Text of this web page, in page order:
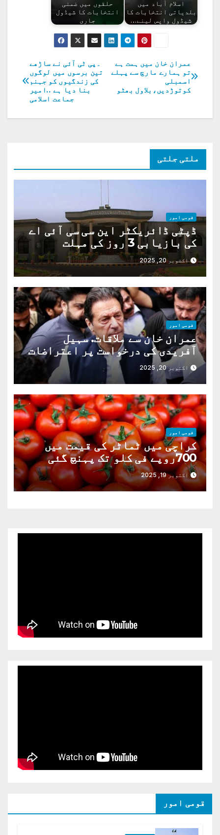
اسلام آباد میں
بلدیاتی انتخابات کا
شیڈول واپس لینے…
حلقوں میں ضمنی
انتخابات کا شیڈول
جاری
پوسٹوں
کی
۔پی ٹی آئی نے ساڑھے
تین برسوں میں لوگوں
کی زندگیوں کو جہنم
بنا دیا ہے ..امیر
جماعت اسلامی
عمران خان میں ہمت ہے
تو ہمارے مارچ سے پہلے
اسمبلی
کوتوڑدیں،بلاول بھٹو
ملتی جلتی
قومی امور
ڈپٹی ڈائریکٹر این سی سی آئی اے
کی بازیابی 3 روز کی مہلت
اکتوبر 20, 2025
قومی امور
عمران خان سے ملاقات. سہیل
آفریدی کی درخواست پر اعتراضات
دوراکتوبر 20, 2025
قومی امور
کراچی میں ٹماٹر کی قیمت میں
700روپے فی کلو تک پہنچ گئی
اکتوبر 19, 2025
قومی امور